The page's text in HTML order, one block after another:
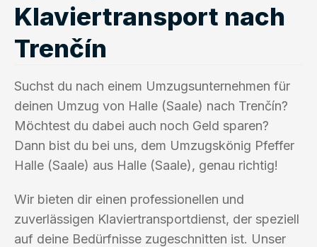
Klaviertransport nach
Trenčín
Suchst du nach einem Umzugsunternehmen für
deinen Umzug von Halle (Saale) nach Trenčín?
Möchtest du dabei auch noch Geld sparen?
Dann bist du bei uns, dem Umzugskönig Pfeffer
Halle (Saale) aus Halle (Saale), genau richtig!
Wir bieten dir einen professionellen und
zuverlässigen Klaviertransportdienst, der speziell
auf deine Bedürfnisse zugeschnitten ist. Unser